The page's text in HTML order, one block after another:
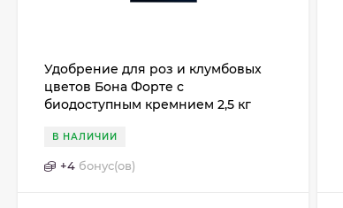
Удобрение для роз и клумбовых
цветов Бона Форте с
биодоступным кремнием 2,5 кг
В НАЛИЧИИ
+4 бонус(ов)